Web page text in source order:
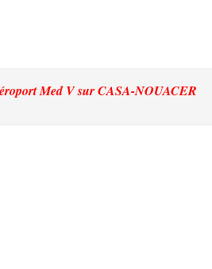
Med Vsur CASA-NOUACER